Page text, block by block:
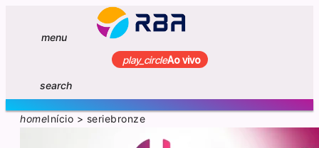
menu
play_circleAo vivo
search
homeInício > seriebronze